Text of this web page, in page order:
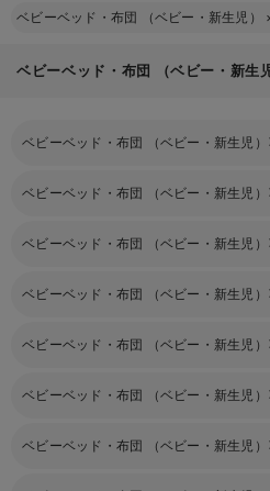
ベビーベッド・布団 （ベビー・新生児）
ベビーベッド・布団 （ベビー・新生
ベビーベッド・布団 （ベビー・新生児）
ベビーベッド・布団 （ベビー・新生児）
ベビーベッド・布団 （ベビー・新生児）
ベビーベッド・布団 （ベビー・新生児）
ベビーベッド・布団 （ベビー・新生児）
ベビーベッド・布団 （ベビー・新生児）
ベビーベッド・布団 （ベビー・新生児）